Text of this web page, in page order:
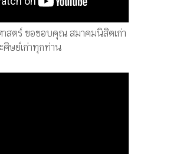
าสตร์ ขอขอบคุณ สมาคมนิสิตเก่า
ศิษย์เก่าทุกท่าน